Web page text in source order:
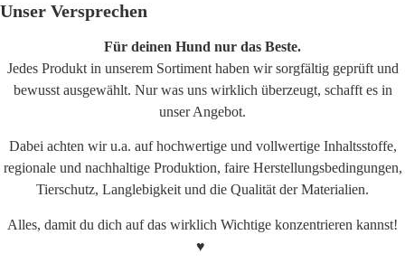
Unser Versprechen
Für deinen Hund nur das Beste.
Jedes Produkt in unserem Sortiment haben wir sorgfältig geprüft und
bewusst ausgewählt. Nur was uns wirklich überzeugt, schafft es in
unser Angebot.
Dabei achten wir u.a. auf hochwertige und vollwertige Inhaltsstoffe,
regionale und nachhaltige Produktion, faire Herstellungsbedingungen,
Tierschutz, Langlebigkeit und die Qualität der Materialien.
Alles, damit du dich auf das wirklich Wichtige konzentrieren kannst!
♥